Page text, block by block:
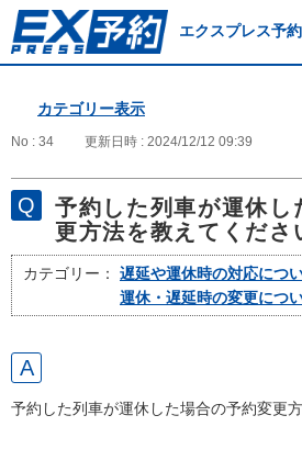
エクスプレス予
カテゴリー表示
No : 34 更新日時 : 2024/12/12 09:39
予約した列車が運休し
更方法を教えてくださ
カテゴリー：
遅延や運休時の対応につ
運休・遅延時の変更につ
予約した列車が運休した場合の予約変更